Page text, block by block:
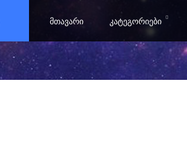
ᲛᲗᲐᲕᲐᲠᲘ ᲙᲐᲢᲔᲒᲝᲠᲘᲔᲑᲘ